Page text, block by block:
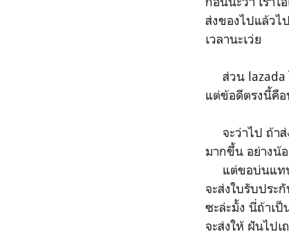
ส่งของไปแล้วไ
เวลานะเว่ย
ส่วน lazada
แต่ข้อดีตรงนี้คือ
จะว่าไป ถ้าส่
มากขึ้น อย่างน้อ
แต่ขอบ่นแทน
จะส่งใบรับประ
ซะล่ะมั้ง นี่ถ้าเ
จะส่งให้ ฝันไปเ